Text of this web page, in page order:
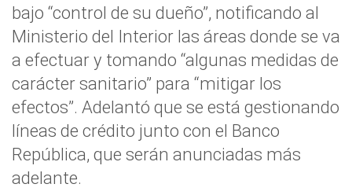
bajo “control de su dueño”, notificando al
Ministerio del Interior las áreas donde se va
a efectuar y tomando “algunas medidas de
carácter sanitario” para “mitigar los
efectos”. Adelantó que se está gestionando
líneas de crédito junto con el Banco
República, que serán anunciadas más
adelante.